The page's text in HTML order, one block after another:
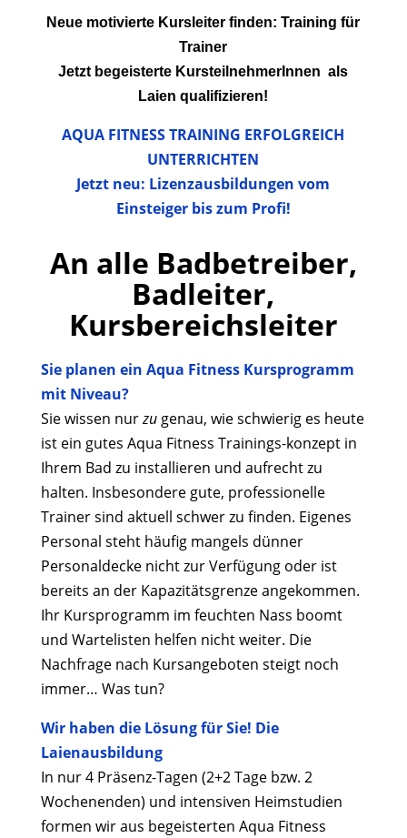
Neue motivierte Kursleiter finden: Training für
Trainer
Jetzt begeisterte KursteilnehmerInnen als
Laien qualifizieren!
AQUA FITNESS TRAINING ERFOLGREICH
UNTERRICHTEN
Jetzt neu: Lizenzausbildungen vom
Einsteiger bis zum Profi!
An alle Badbetreiber,
Badleiter,
Kursbereichsleiter
Sie planen ein Aqua Fitness Kursprogramm
mit Niveau?
Sie wissen nurzu genau, wie schwierig es heute
ist ein gutes Aqua Fitness Trainings-konzept in
Ihrem Bad zu installieren und aufrecht zu
halten. Insbesondere gute, professionelle
Trainer sind aktuell schwer zu finden. Eigenes
Personal steht häufig mangels dünner
Personaldecke nicht zur Verfügung oder ist
bereits an der Kapazitätsgrenze angekommen.
Ihr Kursprogramm im feuchten Nass boomt
und Wartelisten helfen nicht weiter. Die
Nachfrage nach Kursangeboten steigt noch
immer… Was tun?
Wir haben die Lösung für Sie! Die
Laienausbildung
In nur 4 Präsenz-Tagen (2+2 Tage bzw. 2
Wochenenden) und intensiven Heimstudien
formen wir aus begeisterten Aqua Fitness